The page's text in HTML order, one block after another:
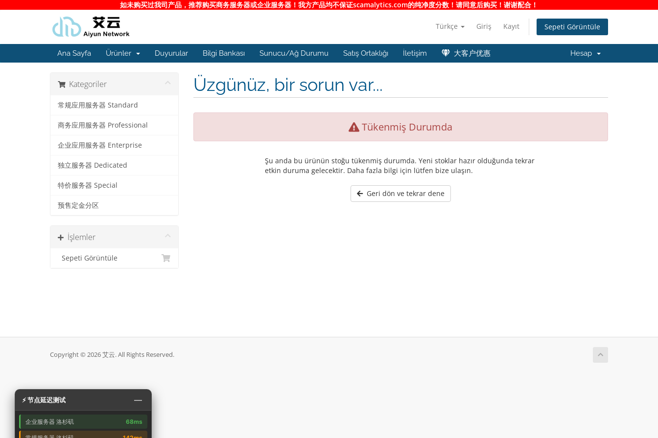
如未购买过我司产品，推荐购买商务服务器或企业服务器！我方产品均不保证scamalytics.com的纯净度分数！请同意后购买！谢谢配合！
Türkçe Giriş Kayıt Sepeti Görüntüle
Ana Sayfa Ürünler Duyurular Bilgi Bankası Sunucu/Ağ Durumu Satış Ortaklığı İletişim 大客户优惠 Hesap
Kategoriler
常规应用服务器 Standard
商务应用服务器 Professional
企业应用服务器 Enterprise
独立服务器 Dedicated
特价服务器 Special
预售定金分区
İşlemler
Sepeti Görüntüle
Üzgünüz, bir sorun var...
Tükenmiş Durumda
Şu anda bu ürünün stoğu tükenmiş durumda. Yeni stoklar hazır olduğunda tekrar
etkin duruma gelecektir. Daha fazla bilgi için lütfen bize ulaşın.
Geri dön ve tekrar dene
Copyright © 2026 艾云. All Rights Reserved.
⚡ 节点延迟测试 —
企业服务器 洛杉矶 68ms